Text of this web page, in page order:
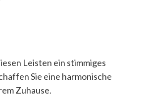
Leisten ein stimmiges
Sie eine harmonische
Zuhause.